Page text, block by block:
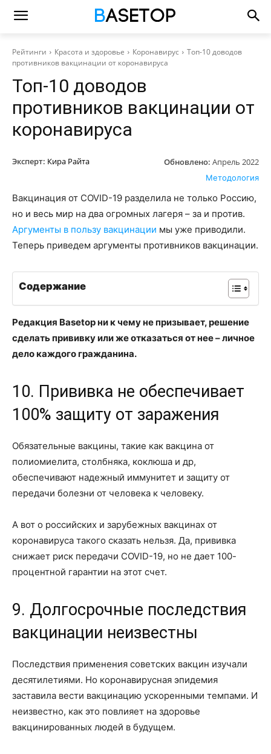
Рейтинги Красота и здоровье Коронавирус
Топ-10 доводов
противников вакцинации от коронавируса
Топ-10 доводов
противников вакцинации от
коронавируса
Эксперт: Кира Райта Обновлено: Апрель 2022
Методология
Вакцинация от COVID-19 разделила не только Россию,
но и весь мир на два огромных лагеря – за и против.
Аргументы в пользу вакцинации мы уже приводили.
Теперь приведем аргументы противников вакцинации.
Содержание
Редакция Basetop ни к чему не призывает, решение
сделать прививку или же отказаться от нее – личное
дело каждого гражданина.
10. Прививка не обеспечивает
100% защиту от заражения
Обязательные вакцины, такие как вакцина от
полиомиелита, столбняка, коклюша и др,
обеспечивают надежный иммунитет и защиту от
передачи болезни от человека к человеку.
А вот о российских и зарубежных вакцинах от
коронавируса такого сказать нельзя. Да, прививка
снижает риск передачи COVID-19, но не дает 100-
процентной гарантии на этот счет.
9. Долгосрочные последствия
вакцинации неизвестны
Последствия применения советских вакцин изучали
десятилетиями. Но коронавирусная эпидемия
заставила вести вакцинацию ускоренными темпами. И
неизвестно, как это повлияет на здоровье
вакцинированных людей в будущем.